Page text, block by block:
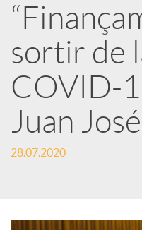
x
e
s
S
sortir de
COVID-
Juan
28.07.2020